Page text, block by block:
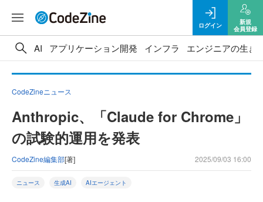
ログイン
新規
会員登録
AI アプリケーション開発 インフラ エンジニアの生き
CodeZineニュース
Anthropic、「Claude for Chrome」
の試験的運用を発表
CodeZine編集部[著] 2025/09/03 16:00
ニュース 生成AI AIエージェント